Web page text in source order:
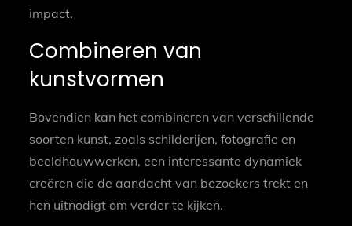
impact.
Combineren van
kunstvormen
Bovendien kan het combineren van verschillende
soorten kunst, zoals schilderijen, fotografie en
beeldhouwwerken, een interessante dynamiek
creëren die de aandacht van bezoekers trekt en
hen uitnodigt om verder te kijken.